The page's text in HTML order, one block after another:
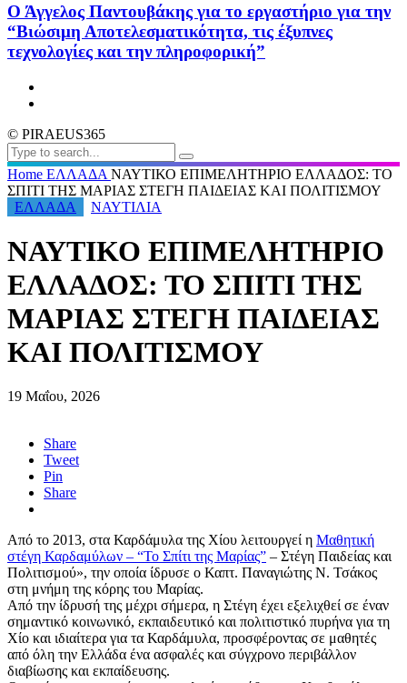
Ο Άγγελος Παντουβάκης για το εργαστήριο για την
“Βιώσιμη Αποτελεσματικότητα, τις έξυπνες
τεχνολογίες και την πληροφορική”
© PIRAEUS365
Home ΕΛΛΑΔΑ ΝΑΥΤΙΚΟ ΕΠΙΜΕΛΗΤΗΡΙΟ ΕΛΛΑΔΟΣ: ΤΟ
ΣΠΙΤΙ ΤΗΣ ΜΑΡΙΑΣ ΣΤΕΓΗ ΠΑΙΔΕΙΑΣ ΚΑΙ ΠΟΛΙΤΙΣΜΟΥ
ΕΛΛΑΔΑ
ΝΑΥΤΙΛΙΑ
ΝΑΥΤΙΚΟ ΕΠΙΜΕΛΗΤΗΡΙΟ
ΕΛΛΑΔΟΣ: ΤΟ ΣΠΙΤΙ ΤΗΣ
ΜΑΡΙΑΣ ΣΤΕΓΗ ΠΑΙΔΕΙΑΣ
ΚΑΙ ΠΟΛΙΤΙΣΜΟΥ
19 Μαΐου, 2026
Share
Tweet
Pin
Share
Από το 2013, στα Καρδάμυλα της Χίου λειτουργεί η Μαθητική
στέγη Καρδαμύλων – “Το Σπίτι της Μαρίας” – Στέγη Παιδείας και
Πολιτισμού», την οποία ίδρυσε ο Καπτ. Παναγιώτης Ν. Τσάκος
στη μνήμη της κόρης του Μαρίας.
Από την ίδρυσή της μέχρι σήμερα, η Στέγη έχει εξελιχθεί σε έναν
σημαντικό κοινωνικό, εκπαιδευτικό και πολιτιστικό πυρήνα για τη
Χίο και ιδιαίτερα για τα Καρδάμυλα, προσφέροντας σε μαθητές
από όλη την Ελλάδα ένα ασφαλές και σύγχρονο περιβάλλον
διαβίωσης και εκπαίδευσης.